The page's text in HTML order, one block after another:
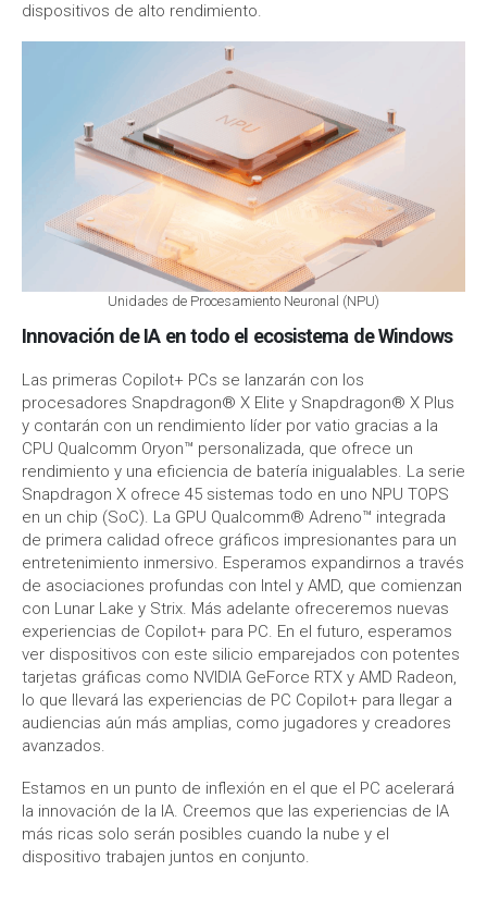
dispositivos de alto rendimiento.
Unidades de Procesamiento Neuronal (NPU)
Innovación de IA en todo el ecosistema de Windows
Las primeras Copilot+ PCs se lanzarán con los
procesadores Snapdragon® X Elite y Snapdragon® X Plus
y contarán con un rendimiento líder por vatio gracias a la
CPU Qualcomm Oryon™ personalizada, que ofrece un
rendimiento y una eficiencia de batería inigualables. La serie
Snapdragon X ofrece 45 sistemas todo en uno NPU TOPS
en un chip (SoC). La GPU Qualcomm® Adreno™ integrada
de primera calidad ofrece gráficos impresionantes para un
entretenimiento inmersivo. Esperamos expandirnos a través
de asociaciones profundas con Intel y AMD, que comienzan
con Lunar Lake y Strix. Más adelante ofreceremos nuevas
experiencias de Copilot+ para PC. En el futuro, esperamos
ver dispositivos con este silicio emparejados con potentes
tarjetas gráficas como NVIDIA GeForce RTX y AMD Radeon,
lo que llevará las experiencias de PC Copilot+ para llegar a
audiencias aún más amplias, como jugadores y creadores
avanzados.
Estamos en un punto de inflexión en el que el PC acelerará
la innovación de la IA. Creemos que las experiencias de IA
más ricas solo serán posibles cuando la nube y el
dispositivo trabajen juntos en conjunto.